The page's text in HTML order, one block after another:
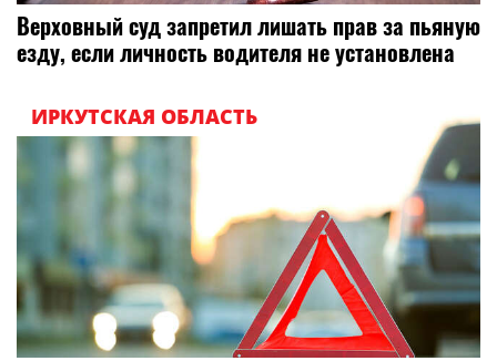
Верховный суд запретил лишать прав за пьяную
езду, если личность водителя не установлена
ИРКУТСКАЯ ОБЛАСТЬ